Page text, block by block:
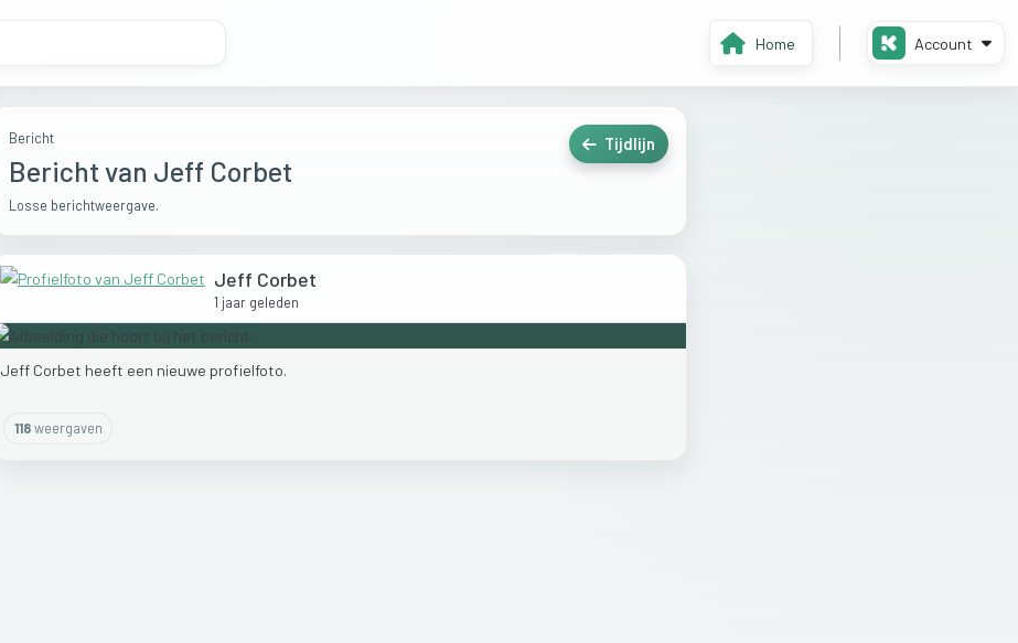
Home Account
Bericht
Bericht van Jeff Corbet
Losse berichtweergave.
Tijdlijn
Jeff Corbet
1 jaar geleden
Jeff Corbet heeft een nieuwe profielfoto.
118weergaven